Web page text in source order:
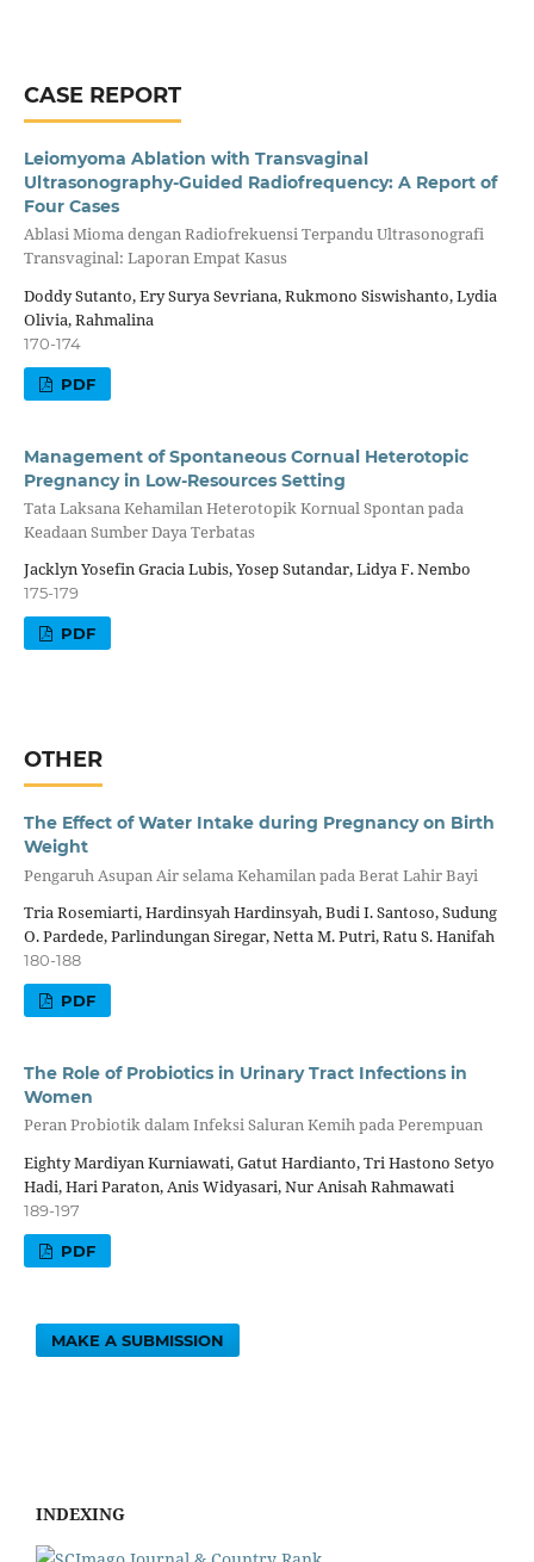
CASE REPORT
Leiomyoma Ablation with Transvaginal
Ultrasonography-Guided Radiofrequency: A Report of
Four Cases
Ablasi Mioma dengan Radiofrekuensi Terpandu Ultrasonografi
Transvaginal: Laporan Empat Kasus
Doddy Sutanto, Ery Surya Sevriana, Rukmono Siswishanto, Lydia
Olivia, Rahmalina
170-174
PDF
Management of Spontaneous Cornual Heterotopic
Pregnancy in Low-Resources Setting
Tata Laksana Kehamilan Heterotopik Kornual Spontan pada
Keadaan Sumber Daya Terbatas
Jacklyn Yosefin Gracia Lubis, Yosep Sutandar, Lidya F. Nembo
175-179
PDF
OTHER
The Effect of Water Intake during Pregnancy on Birth
Weight
Pengaruh Asupan Air selama Kehamilan pada Berat Lahir Bayi
Tria Rosemiarti, Hardinsyah Hardinsyah, Budi I. Santoso, Sudung
O. Pardede, Parlindungan Siregar, Netta M. Putri, Ratu S. Hanifah
180-188
PDF
The Role of Probiotics in Urinary Tract Infections in
Women
Peran Probiotik dalam Infeksi Saluran Kemih pada Perempuan
Eighty Mardiyan Kurniawati, Gatut Hardianto, Tri Hastono Setyo
Hadi, Hari Paraton, Anis Widyasari, Nur Anisah Rahmawati
189-197
PDF
MAKE A SUBMISSION
INDEXING